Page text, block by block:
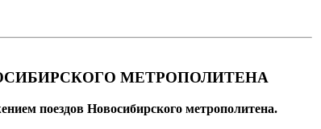
МЕТРОПОЛИТЕНА
поездов Новосибирского метрополитена.